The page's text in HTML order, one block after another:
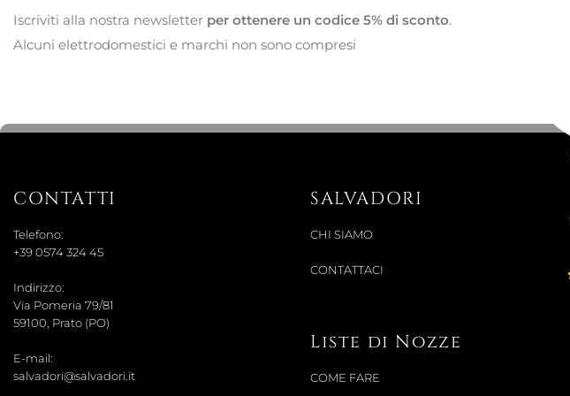
Iscriviti alla nostra newsletter per ottenere un codice 5% di sconto.
Alcuni elettrodomestici e marchi non sono compresi
CONTATTI
Telefono:
+39 0574 324 45
Indirizzo:
Via Pomeria 79/81
59100, Prato (PO)
E-mail:
salvadori@salvadori.it
SALVADORI
CHI SIAMO
CONTATTACI
Liste di Nozze
COME FARE